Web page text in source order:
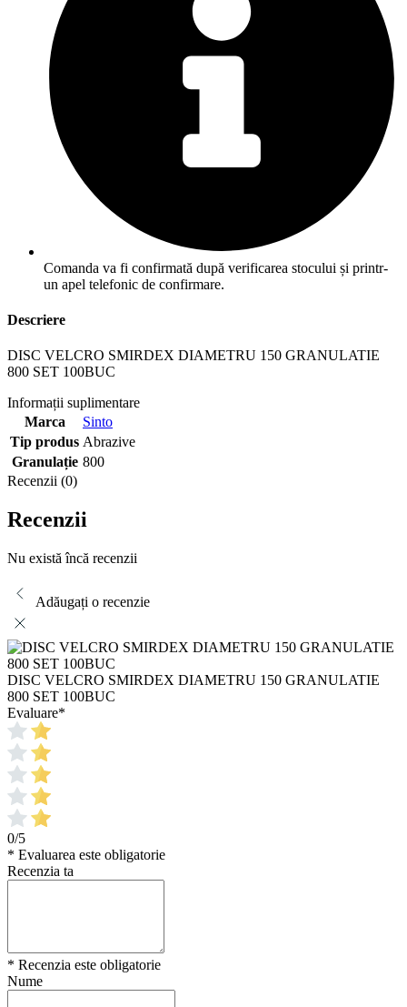
Comanda va fi confirmată după verificarea stocului și printr-
un apel telefonic de confirmare.
Descriere
DISC VELCRO SMIRDEX DIAMETRU 150 GRANULATIE
800 SET 100BUC
Informații suplimentare
Marca
Sinto
Tip produs Abrazive
Granulație 800
Recenzii (0)
Recenzii
Nu există încă recenzii
Adăugați o recenzie
DISC VELCRO SMIRDEX DIAMETRU 150 GRANULATIE
800 SET 100BUC
Evaluare*
0/5
* Evaluarea este obligatorie
Recenzia ta
* Recenzia este obligatorie
Nume